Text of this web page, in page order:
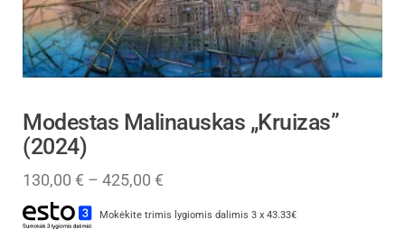
Modestas Malinauskas „Kruizas”
(2024)
130,00 € – 425,00 €
Mokėkite trimis lygiomis dalimis 3 x 43.33€